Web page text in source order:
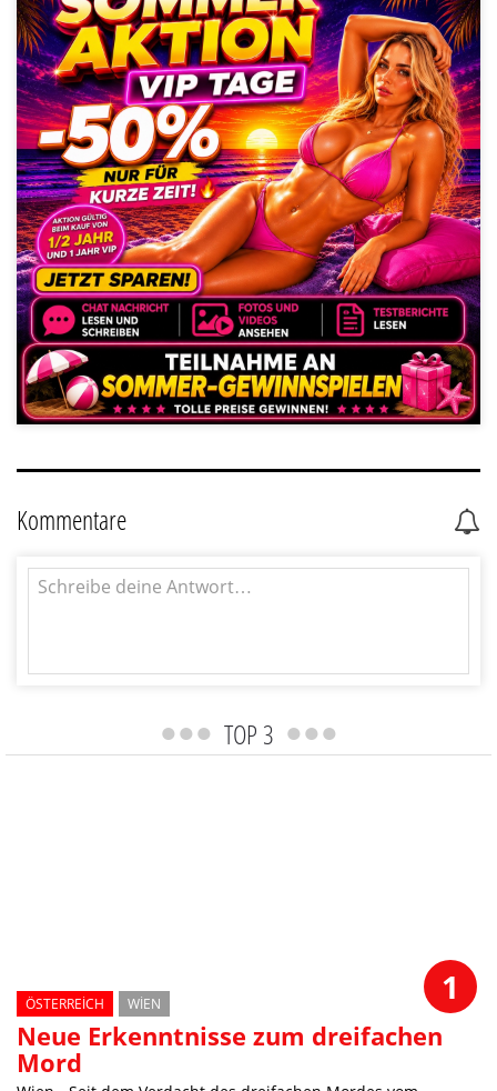
TOP 3
ÖSTERREICH WIEN 1
Neue Erkenntnisse zum dreifachen
Mord
Kommentare
ANTWORTEN